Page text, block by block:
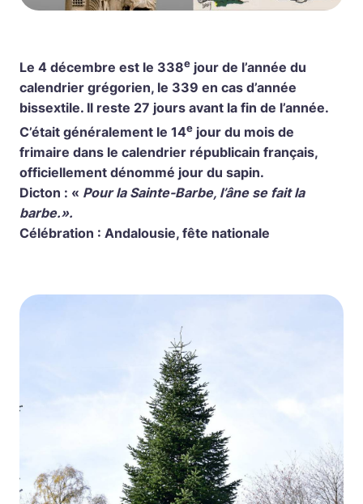
Le 4 décembre est le 338e jour de l’année du
calendrier grégorien, le 339 en cas d’année
bissextile. Il reste 27 jours avant la fin de l’année.
C’était généralement le 14e jour du mois de
frimaire dans le calendrier républicain français,
officiellement dénommé jour du sapin.
Dicton : « Pour la Sainte-Barbe, l’âne se fait la
barbe.».
Célébration : Andalousie, fête nationale